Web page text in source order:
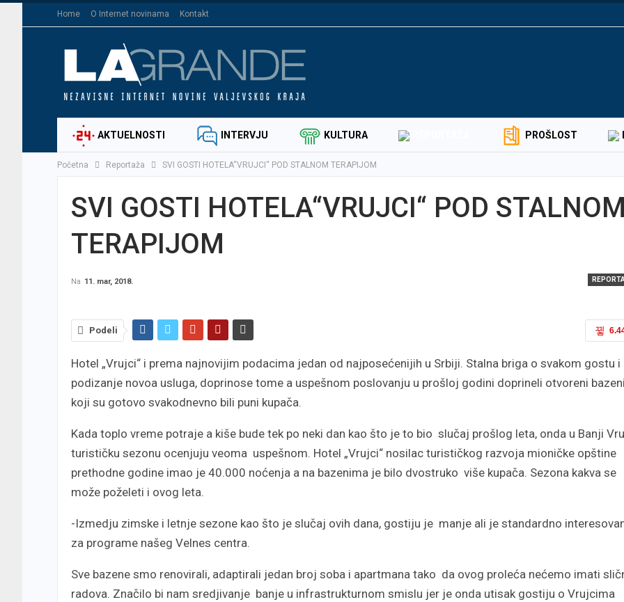
Home O Internet novinama Kontakt
AKTUELNOSTI INTERVJU KULTURA PROŠLOST
Početna Reportaža SVI GOSTI HOTELA“VRUJCI“ POD STALNOM TERAPIJOM
SVI GOSTI HOTELA“VRUJCI“ POD
TERAPIJOM
Na 11. mar, 2018.
Podeli
Hotel „Vrujci“ i prema najnovijim podacima jedan od najposećenijih u Srbiji. Stalna briga o svakom gostu i
podizanje novoa usluga, doprinose tome a uspešnom poslovanju u prošloj godini doprineli otvoreni
koji su gotovo svakodnevno bili puni kupača.
Kada toplo vreme potraje a kiše bude tek po neki dan kao što je to bio slučaj prošlog leta, onda u Banji
turističku sezonu ocenjuju veoma uspešnom. Hotel „Vrujci“ nosilac turističkog razvoja mioničke opštine
prethodne godine imao je 40.000 noćenja a na bazenima je bilo dvostruko više kupača. Sezona kakva se
može poželeti i ovog leta.
-Izmedju zimske i letnje sezone kao što je slučaj ovih dana, gostiju je manje ali je standardno
za programe našeg Velnes centra.
Sve bazene smo renovirali, adaptirali jedan broj soba i apartmana tako da ovog proleća nećemo imati
radova. Značilo bi nam sredjivanje banje u infrastrukturnom smislu jer je onda utisak gostiju o Vrujcima